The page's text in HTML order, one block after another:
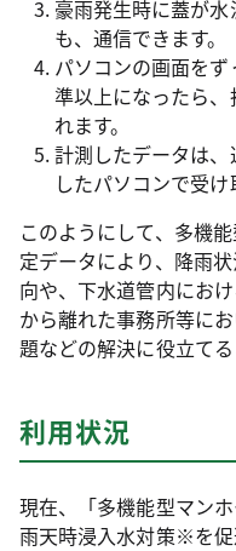
豪雨発生時に蓋が
も、通信できます。
パソコンの画面を
準以上になったら
れます。
計測したデータは
したパソコンで受け
このようにして、多機
定データにより、降雨
向や、下水道管内にお
から離れた事務所等に
題などの解決に役立てる
利用状況
現在、「多機能型マン
雨天時浸入水対策※を